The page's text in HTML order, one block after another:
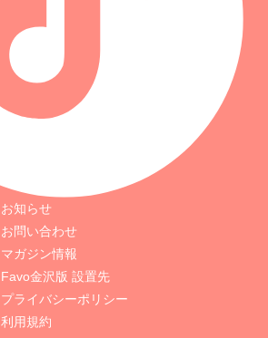
お知らせ
お問い合わせ
マガジン情報
Favo金沢版 設置先
プライバシーポリシー
利用規約